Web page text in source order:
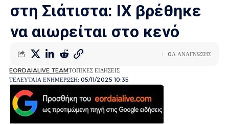
στη Σιάτιστα: ΙΧ βρέθηκε
να αιωρείται στο κενό
ΤΕΛΕΥΤΑΙΑ ΕΝΗΜΕΡΩΣΗ: 05/11/2025 10:35
EORDAIALIVE TEAMΤΟΠΙΚΕΣ ΕΙΔΗΣΕΙΣ
0Λ ΑΝΑΓΝΩΣΗΣ